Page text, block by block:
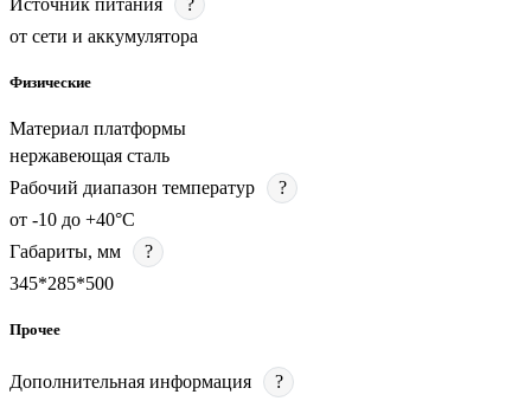
от сети и аккумулятора
Физические
Материал платформы
нержавеющая сталь
Рабочий диапазон температур
?
от -10 до +40°C
Габариты, мм
?
345*285*500
Прочее
Дополнительная информация
?